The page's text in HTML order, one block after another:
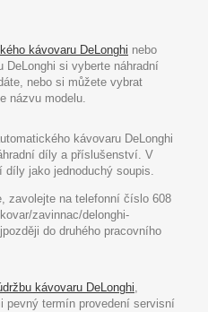
kávovaru DeLonghi nebo
DeLonghi si vyberte náhradní
nebo si můžete vybrat
názvu modelu.
kávovaru DeLonghi
díly a příslušenství. V
díly jako jednoduchý soupis.
zavolejte na telefonní číslo 608
zavinnac/delonghi-
do druhého pracovního
kávovaru DeLonghi,
pevný termín provedení servisní